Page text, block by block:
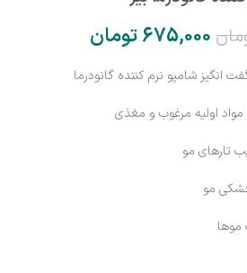
675,000تومان
انگیز شامپو نرم کننده گانودرما
مواد اولیه مرغوب و مغذی
تارهای مو
مو
موها